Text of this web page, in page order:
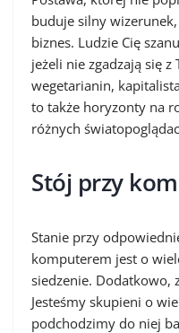
buduje silny
biznes. Ludzie Cię
jeżeli nie zgadzają się
wegetarianin,
to także horyzonty na
różnych
Stój przy
Stanie przy
komputerem jest o
siedzenie. Dodatkowo,
Jesteśmy skupieni o
podchodzimy do niej